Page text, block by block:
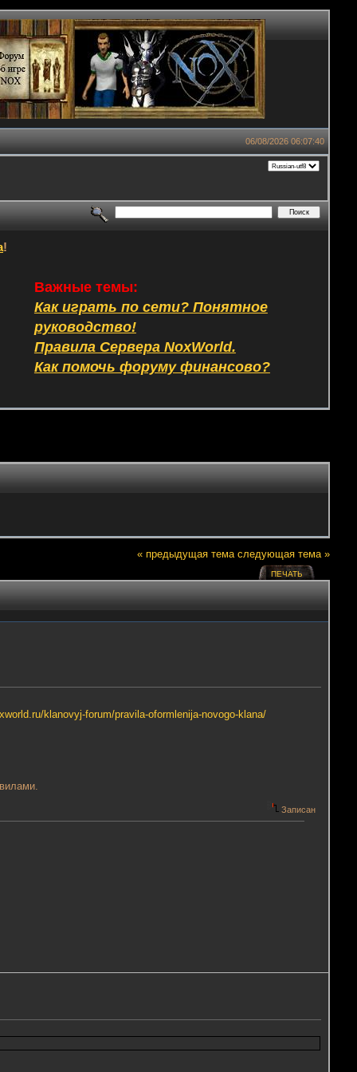
06/08/2026 06:07:40
!
Важные темы:
Как играть по сети? Понятное
руководство!
Правила Сервера NoxWorld.
Как помочь форуму финансово?
« предыдущая тема следующая тема »
ПЕЧАТЬ
klanovyj-forum/pravila-oformlenija-novogo-klana/
Записан